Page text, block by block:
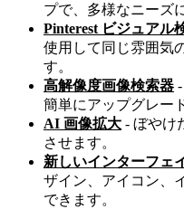
プで、多様なニーズ
Pinterest ビジュアル
使用して同じ雰囲気
す。
高解像度画像検索器
簡単にアップグレー
AI 画像拡大 - ぼやけ
させます。
新しいインターフェ
ザイン、アイコン、
できます。